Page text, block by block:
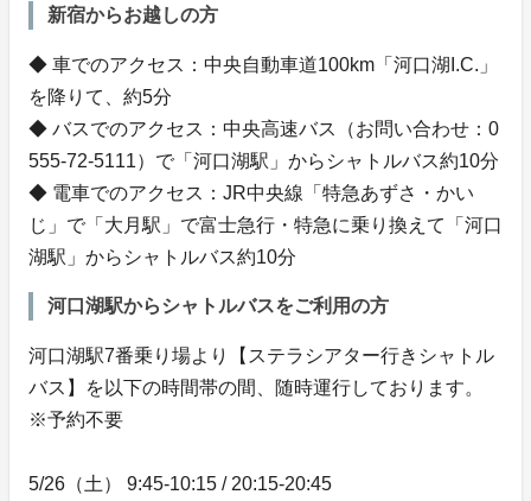
新宿からお越しの方
◆ 車でのアクセス：中央自動車道100km「河口湖I.C.」
を降りて、約5分
◆ バスでのアクセス：中央高速バス（お問い合わせ：0
555-72-5111）で「河口湖駅」からシャトルバス約10分
◆ 電車でのアクセス：JR中央線「特急あずさ・かい
じ」で「大月駅」で富士急行・特急に乗り換えて「河口
湖駅」からシャトルバス約10分
河口湖駅からシャトルバスをご利用の方
河口湖駅7番乗り場より【ステラシアター行きシャトル
バス】を以下の時間帯の間、随時運行しております。
※予約不要
5/26（土） 9:45-10:15 / 20:15-20:45